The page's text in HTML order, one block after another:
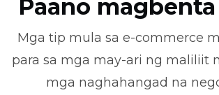
Paano
Mga tip mula sa e-commerce
para sa mga may-ari ng maliliit
mga naghahangad na